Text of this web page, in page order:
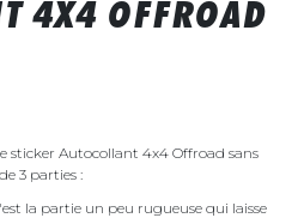
4X4 OFFROAD
sticker Autocollant 4x4 Offroad sans
3 parties :
la partie un peu rugueuse qui laisse